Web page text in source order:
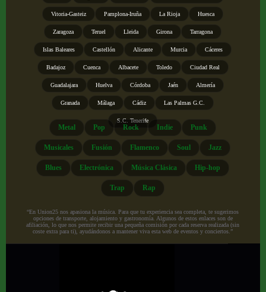
Vitoria-Gasteiz Pamplona-Iruña La Rioja Huesca
Zaragoza Teruel Lleida Girona Tarragona
Islas Baleares Castellón Alicante Murcia Cáceres
Badajoz Cuenca Albacete Toledo Ciudad Real
Guadalajara Huelva Córdoba Jaén Almería
Granada Málaga Cádiz Las Palmas G.C.
S.C. Tenerife
Metal Pop Rock Indie Punk
Musicales Fusión Flamenco Soul Jazz
Blues Electrónica Música Clásica Hip-hop
Trap Rap
“En Union25 nos apasiona la música. Para que tu experiencia sea completa, te sugerimos
opciones de transporte, alojamiento y gastronomía. Algunos de estos enlaces son de
afiliación, lo que nos permite recibir una pequeña comisión por cada reserva realizada (sin
coste extra para ti), ayudándonos a mantener viva esta web de eventos y conciertos.”